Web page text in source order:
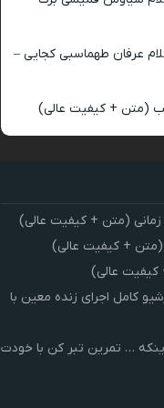
عرفان طهماسبی کجایی –
(متن + کیفیت عالی)
(متن + کیفیت عالی)
+ کیفیت عالی)
کیفیت عالی)
کامل اجرای زنده معین با
… تمرین تبر کن با خودت